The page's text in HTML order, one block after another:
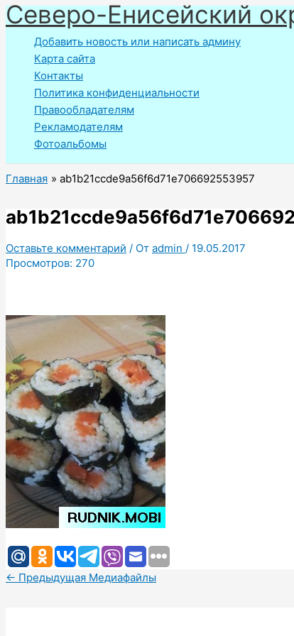
Перейти
к
содержимому
Северо-Енисейский
Добавить новость или написать админу
Карта сайта
Контакты
Политика конфиденциальности
Правообладателям
Рекламодателям
Фотоальбомы
Главная ab1b21ccde9a56f6d71e706692553957
Оставьте комментарий / От admin / 19.05.2017
Просмотров: 270
← Предыдущая Медиафайлы